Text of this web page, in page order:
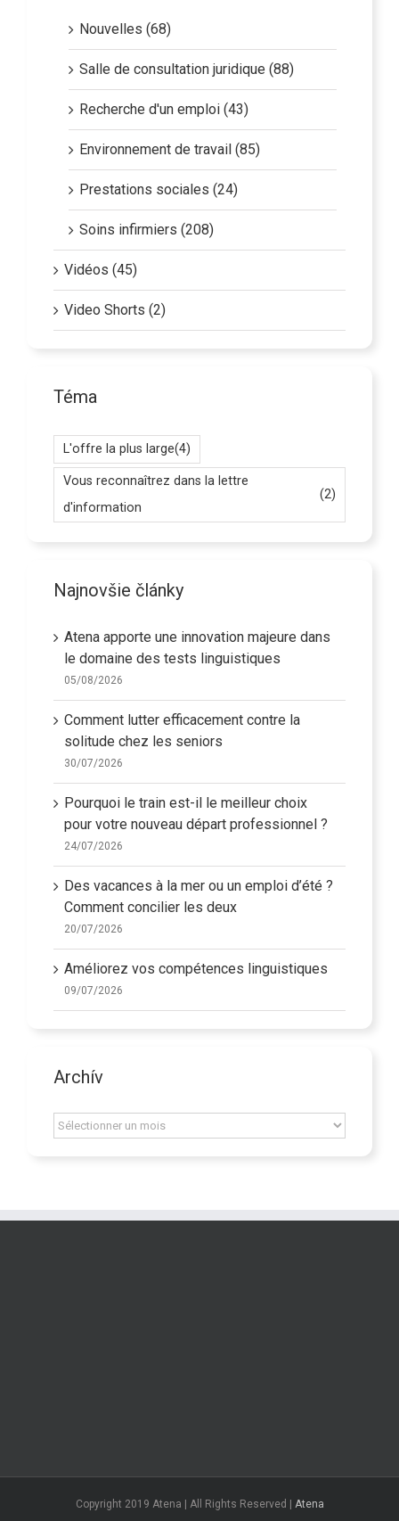
Nouvelles (68)
Salle de consultation juridique (88)
Recherche d'un emploi (43)
Environnement de travail (85)
Prestations sociales (24)
Soins infirmiers (208)
Vidéos (45)
Video Shorts (2)
Téma
L'offre la plus large(4)
Vous reconnaîtrez dans la lettre
d'information
(2)
Najnovšie články
Atena apporte une innovation majeure dans
le domaine des tests linguistiques
05/08/2026
Comment lutter efficacement contre la
solitude chez les seniors
30/07/2026
Pourquoi le train est-il le meilleur choix
pour votre nouveau départ professionnel ?
24/07/2026
Des vacances à la mer ou un emploi d’été ?
Comment concilier les deux
20/07/2026
Améliorez vos compétences linguistiques
09/07/2026
Archív
Archív
Copyright 2019 Atena | All Rights Reserved | Atena